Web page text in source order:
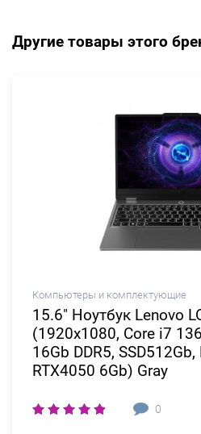
Другие товары этого
Компьютеры и комплектующие
15.6" Ноутбук Lenovo
(1920x1080, Core i7
16Gb DDR5,
RTX4050 6Gb) Gray
0